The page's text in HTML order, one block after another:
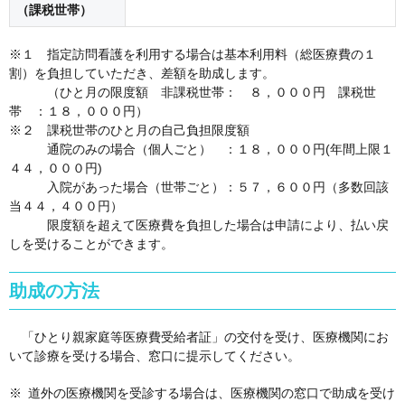
（課税世帯）
※１ 指定訪問看護を利用する場合は基本利用料（総医療費の１
割）を負担していただき、差額を助成します。
（ひと月の限度額 非課税世帯： ８，０００円 課税世
帯 ：１８，０００円）
※２ 課税世帯のひと月の自己負担限度額
通院のみの場合（個人ごと） ：１８，０００円(年間上限１
４４，０００円)
入院があった場合（世帯ごと）：５７，６００円（多数回該
当４４，４００円）
限度額を超えて医療費を負担した場合は申請により、払い戻
しを受けることができます。
助成の方法
「ひとり親家庭等医療費受給者証」の交付を受け、医療機関にお
いて診療を受ける場合、窓口に提示してください。
道外の医療機関を受診する場合は、医療機関の窓口で助成を受け